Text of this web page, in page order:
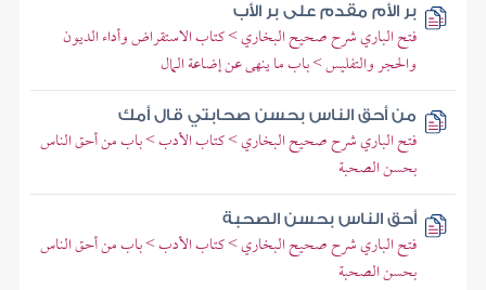
بر الأم مقدم على بر الأب
فتح الباري شرح صحيح البخاري > كتاب الاستقراض وأداء الديون
والحجر والتفليس > باب ما ينهى عن إضاعة المال
من أحق الناس بحسن صحابتي قال أمك
فتح الباري شرح صحيح البخاري > كتاب الأدب > باب من أحق الناس
بحسن الصحبة
أحق الناس بحسن الصحبة
فتح الباري شرح صحيح البخاري > كتاب الأدب > باب من أحق الناس
بحسن الصحبة